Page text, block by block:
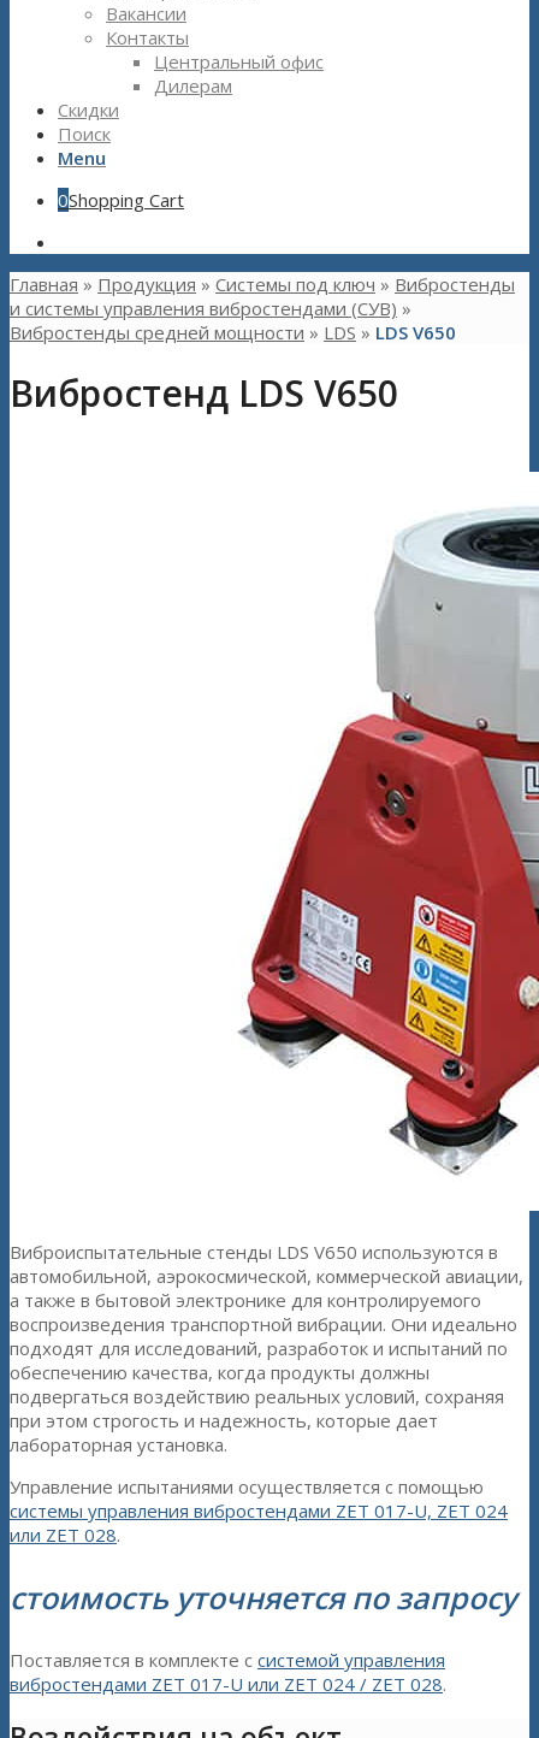
Вакансии
Контакты
Центральный офис
Дилерам
Скидки
Поиск
Menu
0Shopping Cart
Главная » Продукция » Системы под ключ » Вибростенды
и системы управления вибростендами (СУВ) »
Вибростенды средней мощности » LDS » LDS V650
Вибростенд LDS V650
Виброиспытательные стенды LDS V650 используются в
автомобильной, аэрокосмической, коммерческой авиации,
а также в бытовой электронике для контролируемого
воспроизведения транспортной вибрации. Они идеально
подходят для исследований, разработок и испытаний по
обеспечению качества, когда продукты должны
подвергаться воздействию реальных условий, сохраняя
при этом строгость и надежность, которые дает
лабораторная установка.
Управление испытаниями осуществляется с помощью
системы управления вибростендами ZET 017-U, ZET 024
или ZET 028.
стоимость уточняется по запросу
Поставляется в комплекте с системой управления
вибростендами ZET 017-U или ZET 024 / ZET 028.